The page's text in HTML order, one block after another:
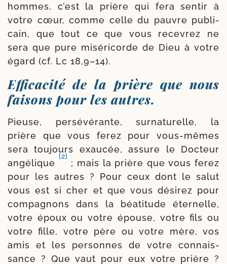
hommes, c’est la prière qui fera sen­tir à
votre cœur, comme celle du pauvre publi­
cain, que tout ce que vous rece­vrez ne
sera que pure misé­ri­corde de Dieu à votre
égard (cf. Lc 18,9–14).
Efficacité de la prière que nous
faisons pour les autres.
Pieuse, per­sé­vé­rante, sur­na­tu­relle, la
prière que vous ferez pour vous-​mêmes
sera tou­jours exau­cée, assure le Docteur
angé­lique
[2]
; mais la prière que vous ferez
pour les autres ? Pour ceux dont le salut
vous est si cher et que vous dési­rez pour
com­pa­gnons dans la béa­ti­tude éter­nelle,
votre époux ou votre épouse, votre fils ou
votre fille, votre père ou votre mère, vos
amis et les per­sonnes de votre connais­
sance ? Que vaut pour eux votre prière ?